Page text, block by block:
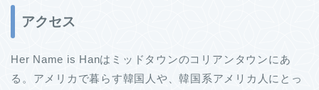
アクセス
Her Name is Hanはミッドタウンのコリアンタウンにあ
る。アメリカで暮らす韓国人や、韓国系アメリカ人にとっ